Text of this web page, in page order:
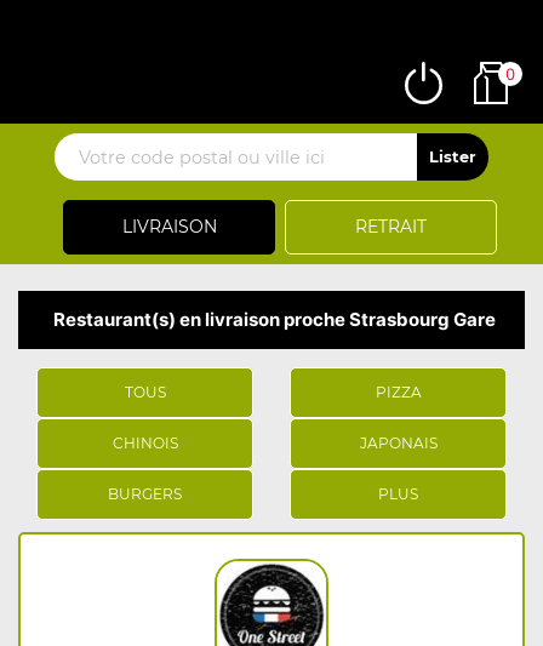
LIVRAISON RETRAIT
0
Restaurant(s) en livraison proche Strasbourg Gare
TOUS PIZZA
CHINOIS JAPONAIS
BURGERS PLUS